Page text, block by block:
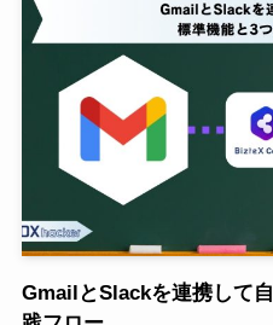
GmailとSlackを連携して